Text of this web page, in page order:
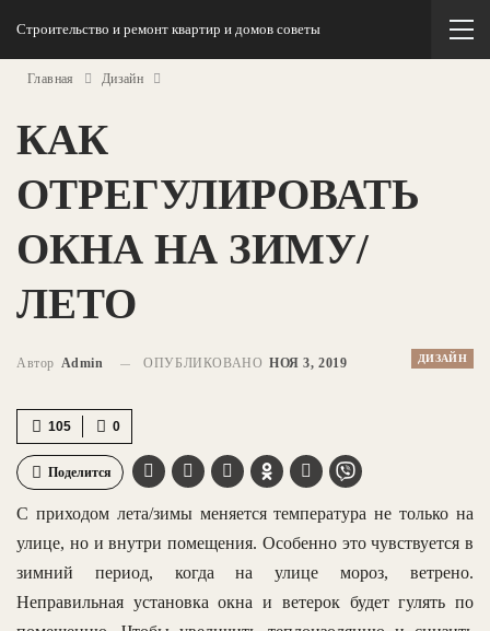
Строительство и ремонт квартир и домов советы
Главная Дизайн
КАК
ОТРЕГУЛИРОВАТЬ
ОКНА НА ЗИМУ/
ЛЕТО
ДИЗАЙН
Автор Admin ОПУБЛИКОВАНО НОЯ 3, 2019
0
105
Поделится
С приходом лета/зимы меняется температура не только на
улице, но и внутри помещения. Особенно это чувствуется в
зимний период, когда на улице мороз, ветрено.
Неправильная установка окна и ветерок будет гулять по